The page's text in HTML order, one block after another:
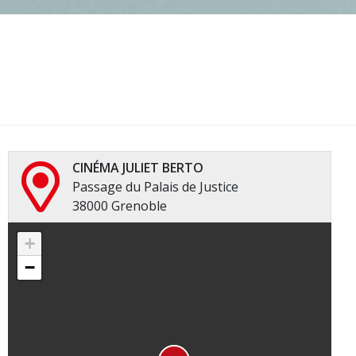
CINÉMA JULIET BERTO
Passage du Palais de Justice
38000 Grenoble
+
−